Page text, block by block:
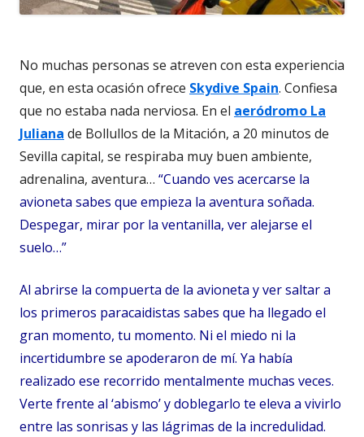
No muchas personas se atreven con esta experiencia
que, en esta ocasión ofrece Skydive Spain. Confiesa
que no estaba nada nerviosa. En el aeródromo La
Juliana de Bollullos de la Mitación, a 20 minutos de
Sevilla capital, se respiraba muy buen ambiente,
adrenalina, aventura… “Cuando ves acercarse la
avioneta sabes que empieza la aventura soñada.
Despegar, mirar por la ventanilla, ver alejarse el
suelo…”
Al abrirse la compuerta de la avioneta y ver saltar a
los primeros paracaidistas sabes que ha llegado el
gran momento, tu momento. Ni el miedo ni la
incertidumbre se apoderaron de mí. Ya había
realizado ese recorrido mentalmente muchas veces.
Verte frente al ‘abismo’ y doblegarlo te eleva a vivirlo
entre las sonrisas y las lágrimas de la incredulidad.